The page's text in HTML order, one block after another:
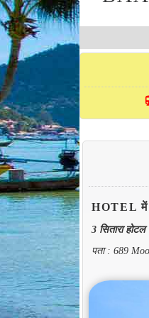
HOTEL
3 सितारा होटल
पता : 689